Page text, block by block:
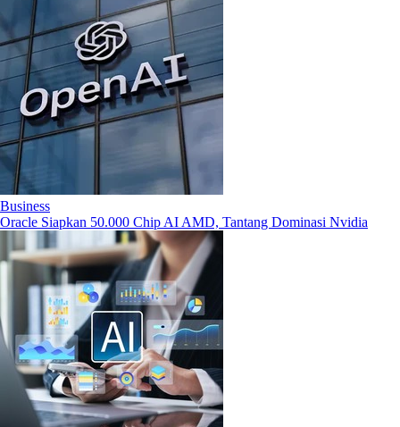
Business
Oracle Siapkan 50.000 Chip AI AMD, Tantang Dominasi Nvidia